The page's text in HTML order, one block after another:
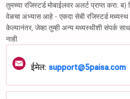
तुमच्या रजिस्टर्ड मोबाईलवर अलर्ट प्राप्त करा.
वेळचा अभ्यास आहे - एकदा सेबी रजिस्टर्ड
केल्यानंतर, जेव्हा तुम्ही अन्य मध्यस्थीशी संपर्क
नाही.
ईमेल: support@5paisa.com